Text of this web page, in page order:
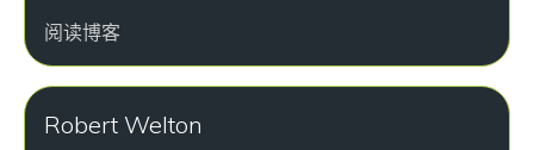
阅读博客
Robert Welton